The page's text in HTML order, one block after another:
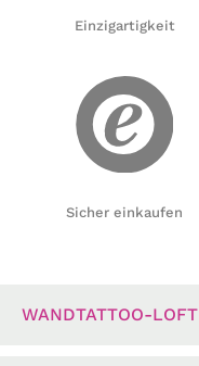
Einzigartigkeit
Sicher einkaufen
WANDTATTOO-LOFT